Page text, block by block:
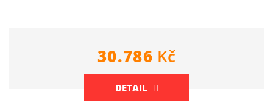
30.786 Kč
DETAIL